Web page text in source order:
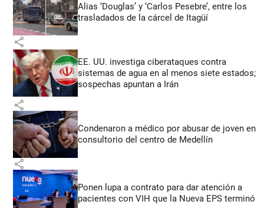
Alias ‘Douglas’ y ‘Carlos Pesebre’, entre los
trasladados de la cárcel de Itagüí
share
EE. UU. investiga ciberataques contra
sistemas de agua en al menos siete estados;
sospechas apuntan a Irán
share
Condenaron a médico por abusar de joven en
consultorio del centro de Medellín
share
Ponen lupa a contrato para dar atención a
pacientes con VIH que la Nueva EPS terminó